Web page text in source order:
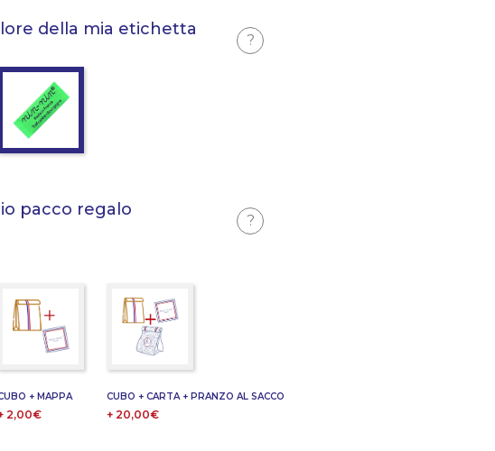
della mia etichetta
?
pacco regalo
?
+ MAPPA
2,00€
CUBO + CARTA + PRANZO AL SACCO
+ 20,00€